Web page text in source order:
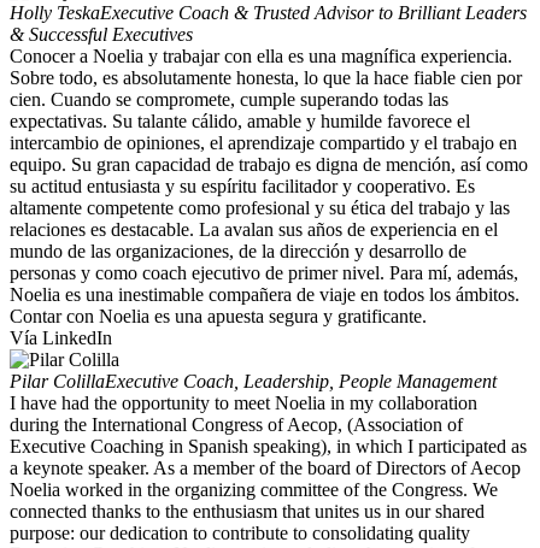
Holly TeskaExecutive Coach & Trusted Advisor to Brilliant Leaders
& Successful Executives
Conocer a Noelia y trabajar con ella es una magnífica experiencia.
Sobre todo, es absolutamente honesta, lo que la hace fiable cien por
cien. Cuando se compromete, cumple superando todas las
expectativas. Su talante cálido, amable y humilde favorece el
intercambio de opiniones, el aprendizaje compartido y el trabajo en
equipo. Su gran capacidad de trabajo es digna de mención, así como
su actitud entusiasta y su espíritu facilitador y cooperativo. Es
altamente competente como profesional y su ética del trabajo y las
relaciones es destacable. La avalan sus años de experiencia en el
mundo de las organizaciones, de la dirección y desarrollo de
personas y como coach ejecutivo de primer nivel. Para mí, además,
Noelia es una inestimable compañera de viaje en todos los ámbitos.
Contar con Noelia es una apuesta segura y gratificante.
Vía LinkedIn
Pilar ColillaExecutive Coach, Leadership, People Management
I have had the opportunity to meet Noelia in my collaboration
during the International Congress of Aecop, (Association of
Executive Coaching in Spanish speaking), in which I participated as
a keynote speaker. As a member of the board of Directors of Aecop
Noelia worked in the organizing committee of the Congress. We
connected thanks to the enthusiasm that unites us in our shared
purpose: our dedication to contribute to consolidating quality